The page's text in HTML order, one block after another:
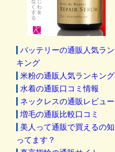
バッテリーの通販人気ラン
キング
米粉の通販人気ランキング
水着の通販口コミ情報
ネックレスの通販レビュー
増毛の通販比較口コミ
美人って通販で買えるの知
ってます？